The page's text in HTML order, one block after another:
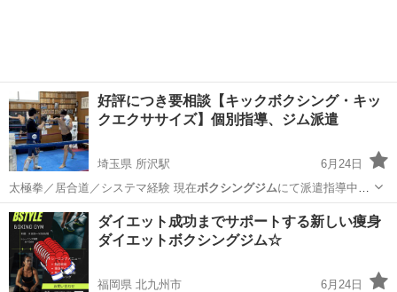
好評につき要相談【キックボクシング・キッ
クエクササイズ】個別指導、ジム派遣
埼玉県 所沢駅
6月24日
太極拳／居合道／システマ経験 現在ボクシングジムにて派遣指導中
OPBFランカー …
埼玉 所沢市 所沢駅 空手/他格闘技 キックボクシング
ダイエット成功までサポートする新しい痩身
ダイエットボクシングジム☆
福岡県 北九州市
6月24日